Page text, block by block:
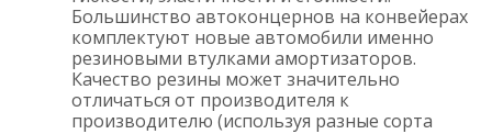
Большинство автоконцернов на конвейерах
комплектуют новые автомобили именно
резиновыми втулками амортизаторов.
Качество резины может значительно
отличаться от производителя к
производителю (используя разные сорта